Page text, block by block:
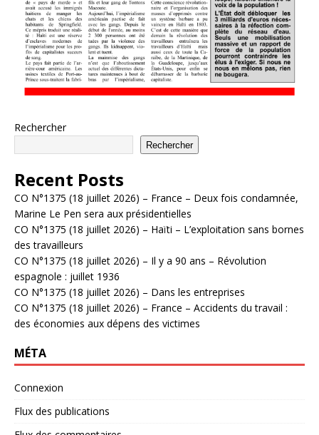
Rechercher
Rechercher
Recent Posts
CO N°1375 (18 juillet 2026) – France – Deux fois condamnée,
Marine Le Pen sera aux présidentielles
CO N°1375 (18 juillet 2026) – Haïti – L’exploitation sans bornes
des travailleurs
CO N°1375 (18 juillet 2026) – Il y a 90 ans – Révolution
espagnole : juillet 1936
CO N°1375 (18 juillet 2026) – Dans les entreprises
CO N°1375 (18 juillet 2026) – France – Accidents du travail :
des économies aux dépens des victimes
MÉTA
Connexion
Flux des publications